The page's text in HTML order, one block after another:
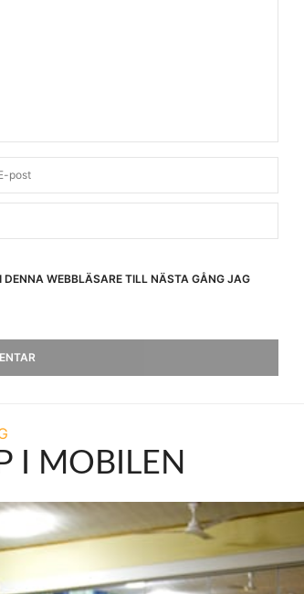
WEBBLÄSARE TILL NÄSTA GÅNG JAG
I MOBILEN